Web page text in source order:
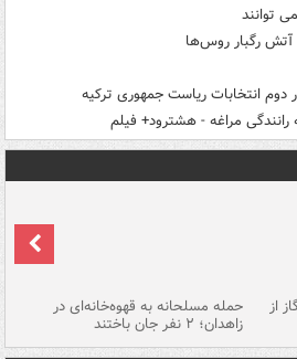
توانند
آتش رگبار روس‌ها
انتخابات ریاست جمهوری ترکیه
مراغه - هشترود+ فیلم
از حمله مسلحانه به قهوه‌خانه‌ای در
زاهدان؛ ۲ نفر جان باختند